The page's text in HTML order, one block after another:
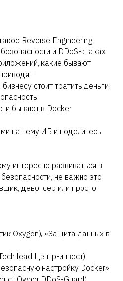
Reverse Engineering
и DDoS-атаках
какие бывают
стоит тратить деньги
бывают в Docker
на тему ИБ и поделитесь
интересно развиваться в
не важно это
девопсер или просто
Oxygen), «Защита данных в
lead Центр-инвест),
настройку Docker»
Owner DDoS-Guard),